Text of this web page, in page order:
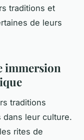
traditions et
de leurs
immersion
traditions
leur culture.
rites de